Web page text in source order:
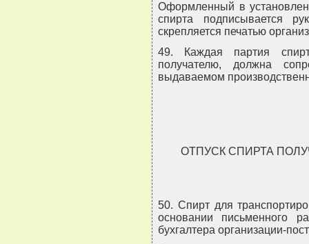
Оформленный в
спирта подписывается
скрепляется печатью
49. Каждая партия
получателю, должна
выдаваемом
ОТПУСК СПИРТА
50. Спирт для
основании письменного
бухгалтера организации-